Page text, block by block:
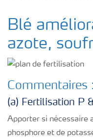
Yara Newsletters
Blé
azote,
Commentaires :
(a) Fertilisation P
Apporter si nécessaire
phosphore et de